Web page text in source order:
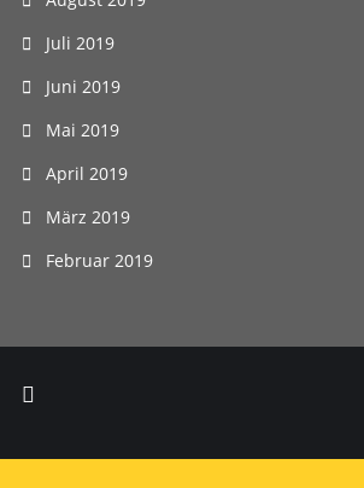
Juli 2019
Juni 2019
Mai 2019
April 2019
März 2019
Februar 2019